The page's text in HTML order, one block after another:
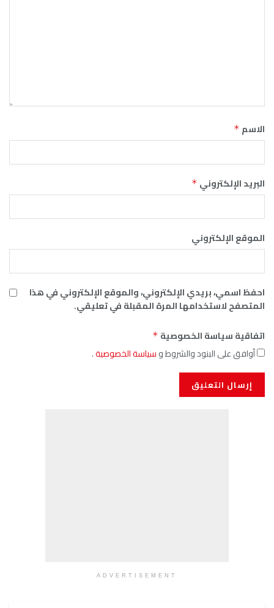
الاسم *
البريد الإلكتروني *
الموقع الإلكتروني
احفظ اسمي، بريدي الإلكتروني، والموقع الإلكتروني في هذا
المتصفح لاستخدامها المرة المقبلة في تعليقي.
اتفاقية سياسة الخصوصية *
أوافق على البنود والشروط وسياسة الخصوصية.
ADVERTISEMENT